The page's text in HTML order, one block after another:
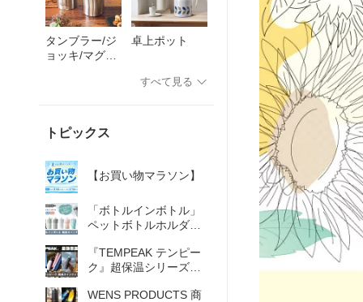
タンブラー/ジ
ョッキ/マグカ
卓上ポット
すべて見る
トピックス
【お買い物マラソン】
「ボトルインボトル」
ペットボトルホルダー
『TEMPEAK テンピー
ク』超保温シリーズ商
WENS PRODUCTS 商